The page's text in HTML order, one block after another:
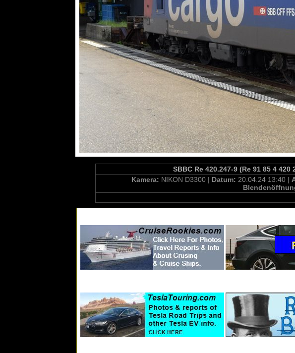
SBBC Re 420.247-9 (Re 91 85 4
Kamera: NIKON D3300 | Datum: 20.04.24 13:40 |